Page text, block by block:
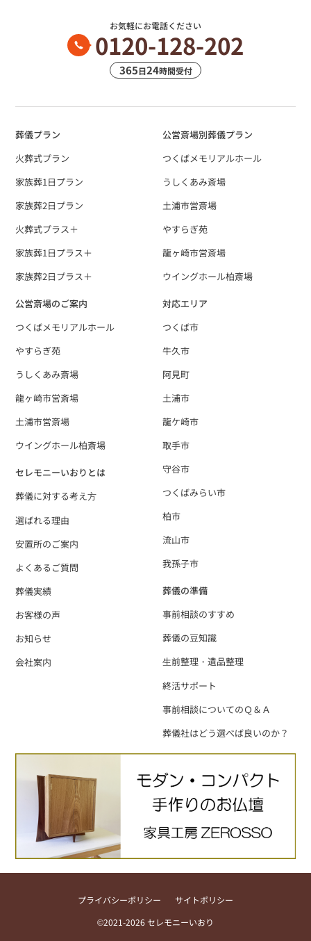
お気軽にお電話ください
0120-128-202
365日24時間受付
葬儀プラン
火葬式プラン
家族葬1日プラン
家族葬2日プラン
火葬式プラス＋
家族葬1日プラス＋
家族葬2日プラス＋
公営斎場別葬儀プラン
つくばメモリアルホール
うしくあみ斎場
土浦市営斎場
やすらぎ苑
龍ヶ崎市営斎場
ウイングホール柏斎場
公営斎場のご案内
つくばメモリアルホール
やすらぎ苑
うしくあみ斎場
龍ヶ崎市営斎場
土浦市営斎場
ウイングホール柏斎場
対応エリア
つくば市
牛久市
阿見町
土浦市
龍ケ崎市
取手市
守谷市
つくばみらい市
柏市
流山市
我孫子市
セレモニーいおりとは
葬儀に対する考え⽅
選ばれる理由
安置所のご案内
よくあるご質問
葬儀実績
お客様の声
お知らせ
会社案内
葬儀の準備
事前相談のすすめ
葬儀の豆知識
⽣前整理・遺品整理
終活サポート
事前相談についてのＱ＆Ａ
葬儀社はどう選べば良いのか？
プライバシーポリシー
サイトポリシー
©2021-2026 セレモニーいおり